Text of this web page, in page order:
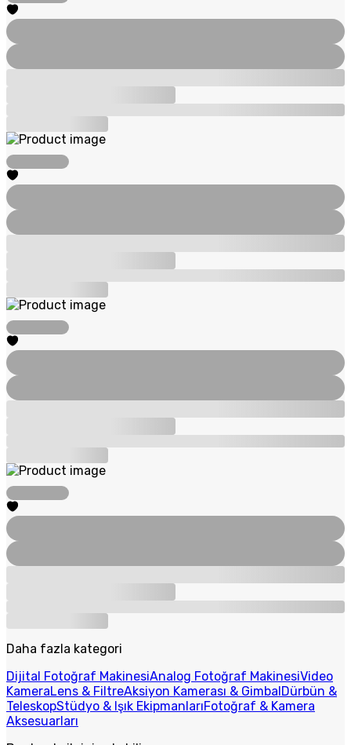
Daha fazla kategori
Dijital Fotoğraf MakinesiAnalog Fotoğraf MakinesiVideo
KameraLens & FiltreAksiyon Kamerası & GimbalDürbün &
TeleskopStüdyo & Işık EkipmanlarıFotoğraf & Kamera
Aksesuarları